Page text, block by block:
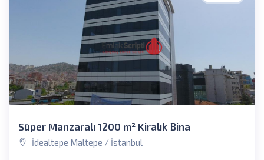
Süper Manzaralı 1200 m² Kiralık Bina
İdealtepe Maltepe / İstanbul